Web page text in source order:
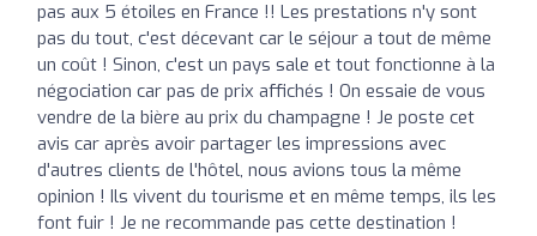
pas aux 5 étoiles en France !! Les prestations n'y sont
pas du tout, c'est décevant car le séjour a tout de même
un coût ! Sinon, c'est un pays sale et tout fonctionne à la
négociation car pas de prix affichés ! On essaie de vous
vendre de la bière au prix du champagne ! Je poste cet
avis car après avoir partager les impressions avec
d'autres clients de l'hôtel, nous avions tous la même
opinion ! Ils vivent du tourisme et en même temps, ils les
font fuir ! Je ne recommande pas cette destination !